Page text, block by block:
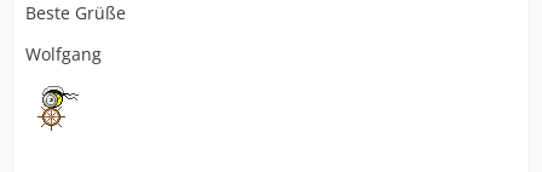
Beste Grüße
Wolfgang